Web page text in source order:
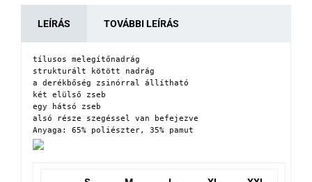
LEÍRÁS TOVÁBBI LEÍRÁS
tílusos melegítőnadrág
strukturált kötött nadrág
a derékbőség zsinórral állítható
két elülső zseb
egy hátsó zseb
alsó része szegéssel van befejezve
Anyaga: 65% poliészter, 35% pamut